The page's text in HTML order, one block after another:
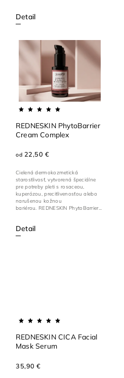
Detail
REDNESKIN PhytoBarrier
Cream Complex
od 22,50 €
Detail
Cielená dermokozmetická
starostlivosť, vytvorená špeciálne
pre potreby pleti s rosaceou,
kuperózou, precitlivenosťou alebo
narušenou kožnou
bariérou. REDNESKIN PhytoBarrier...
REDNESKIN CICA Facial
Mask Serum
35,90 €